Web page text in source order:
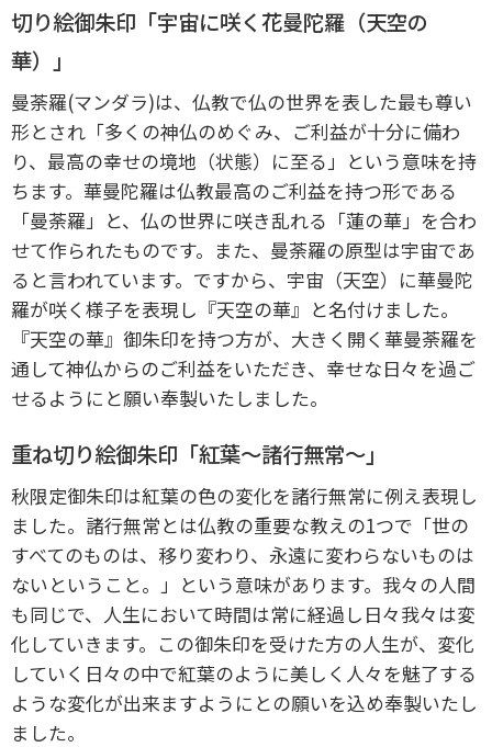
切り絵御朱印「宇宙に咲く花曼陀羅（天空の
華）」
曼荼羅(マンダラ)は、仏教で仏の世界を表した最も尊い
形とされ「多くの神仏のめぐみ、ご利益が十分に備わ
り、最高の幸せの境地（状態）に至る」という意味を持
ちます。 華曼陀羅は仏教最高のご利益を持つ形である
「曼荼羅」と、仏の世界に咲き乱れる「蓮の華」を合わ
せて作られたものです。 また、曼荼羅の原型は宇宙であ
ると言われています。ですから、宇宙（天空）に華曼陀
羅が咲く様子を表現し『天空の華』と名付けました。
『天空の華』御朱印を持つ方が、大きく開く華曼荼羅を
通して神仏からのご利益をいただき、幸せな日々を過ご
せるようにと願い奉製いたしました。
重ね切り絵御朱印「紅葉～諸行無常～」
秋限定御朱印は紅葉の色の変化を諸行無常に例え表現し
ました。 諸行無常とは仏教の重要な教えの1つで「世の
すべてのものは、移り変わり、永遠に変わらないものは
ないということ。」という意味があります。我々の人間
も同じで、人生において時間は常に経過し日々我々は変
化していきます。この御朱印を受けた方の人生が、変化
していく日々の中で紅葉のように美しく人々を魅了する
ような変化が出来ますようにとの願いを込め奉製いたし
ました。